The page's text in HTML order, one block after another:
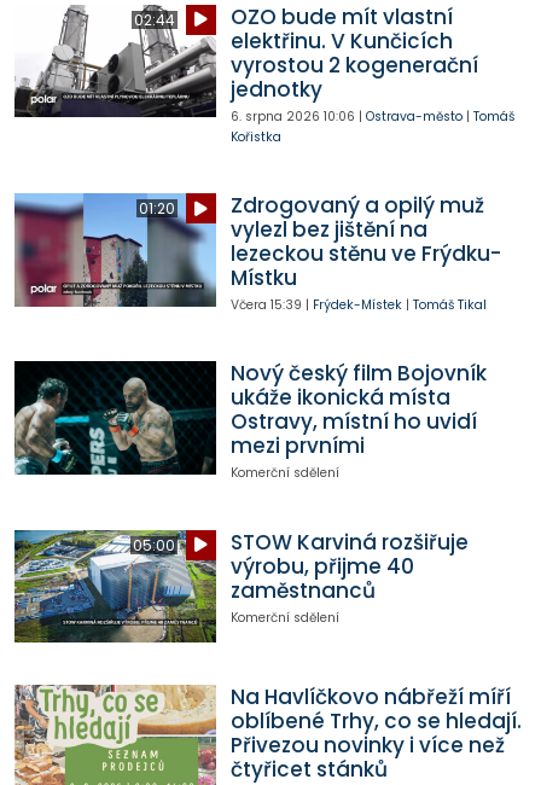
02:44
OZO bude mít vlastní
elektřinu. V Kunčicích
vyrostou 2 kogenerační
jednotky
6. srpna 2026 10:06 | Ostrava-město| Tomáš
Kořistka
01:20
Zdrogovaný a opilý muž
vylezl bez jištění na
lezeckou stěnu ve Frýdku-
Místku
Včera 15:39 | Frýdek-Místek| Tomáš Tikal
Nový český film Bojovník
ukáže ikonická místa
Ostravy, místní ho uvidí
mezi prvními
Komerční sdělení
05:00
STOW Karviná rozšiřuje
výrobu, přijme 40
zaměstnanců
Komerční sdělení
Na Havlíčkovo nábřeží míří
oblíbené Trhy, co se hledají.
Přivezou novinky i více než
čtyřicet stánků